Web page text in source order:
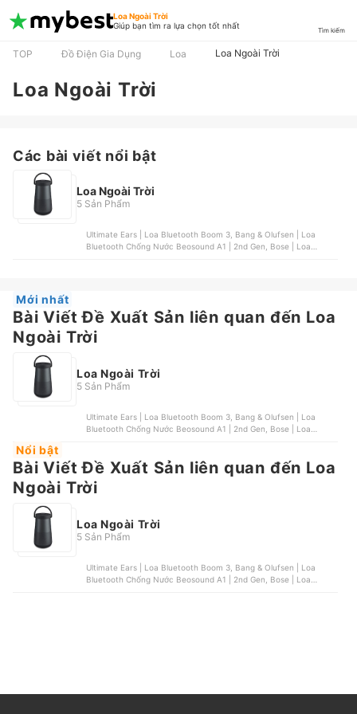
Loa Ngoài Trời
Giúp bạn tìm ra lựa chọn tốt nhất
Tìm kiếm
TOP Đồ Điện Gia Dụng Loa Loa Ngoài Trời
Loa Ngoài Trời
Các bài viết nổi bật
Loa Ngoài Trời
5 Sản Phẩm
Ultimate Ears | Loa Bluetooth Boom 3, Bang & Olufsen | Loa
Bluetooth Chống Nước Beosound A1 | 2nd Gen, Bose | Loa
Mới nhất
Bài Viết Đề Xuất Sản liên quan đến Loa
Ngoài Trời
Loa Ngoài Trời
5 Sản Phẩm
Ultimate Ears | Loa Bluetooth Boom 3, Bang & Olufsen | Loa
Bluetooth Chống Nước Beosound A1 | 2nd Gen, Bose | Loa
Nổi bật
Bài Viết Đề Xuất Sản liên quan đến Loa
Ngoài Trời
Loa Ngoài Trời
5 Sản Phẩm
Ultimate Ears | Loa Bluetooth Boom 3, Bang & Olufsen | Loa
Bluetooth Chống Nước Beosound A1 | 2nd Gen, Bose | Loa